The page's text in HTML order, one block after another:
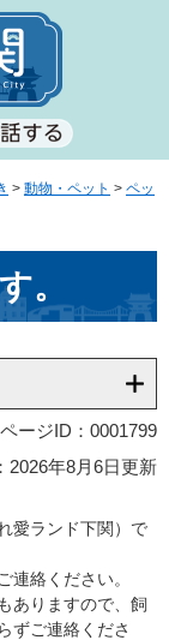
> 動物・ペット > ペッ
。
ページID：0001799
2026年8月6日更新
愛ランド下関）で
連絡ください。
ありますので、飼
ずご連絡くださ